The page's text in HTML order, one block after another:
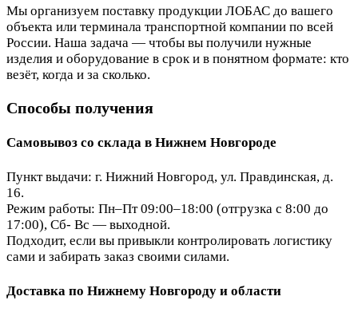
Мы организуем поставку продукции ЛОБАС до вашего
объекта или терминала транспортной компании по всей
России. Наша задача — чтобы вы получили нужные
изделия и оборудование в срок и в понятном формате: кто
везёт, когда и за сколько.
Способы получения
Самовывоз со склада в Нижнем Новгороде
Пункт выдачи: г. Нижний Новгород, ул. Правдинская, д.
16.
Режим работы: Пн–Пт 09:00–18:00 (отгрузка с 8:00 до
17:00), Сб- Вс — выходной.
Подходит, если вы привыкли контролировать логистику
сами и забирать заказ своими силами.
Доставка по Нижнему Новгороду и области